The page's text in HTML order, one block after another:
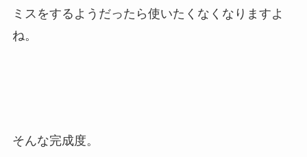
ミスをするようだったら使いたくなくなりますよ
ね。
そんな完成度。